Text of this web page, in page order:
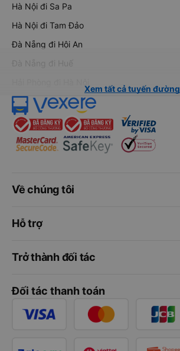
Hà Nội đi Sa Pa
Hà Nội đi Tam Đảo
Đà Nẵng đi Hội An
Đà Nẵng đi Huế
Xem tất cả tuyến đường
Về chúng tôi
Hỗ trợ
Trở thành đối tác
Đối tác thanh toán